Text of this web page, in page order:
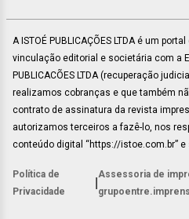
A ISTOÉ PUBLICAÇÕES LTDA é um
vinculação editorial e societária com a
PUBLICACÕES LTDA (recuperação
realizamos cobranças e que também
contrato de assinatura da revista
autorizamos terceiros a fazê-lo, nos
conteúdo digital “https://istoe.com.br”
Política de
Privacidade
Assessoria de